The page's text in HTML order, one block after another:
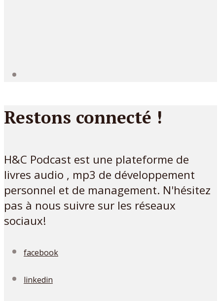
Restons connecté !
H&C Podcast est une plateforme de
livres audio , mp3 de développement
personnel et de management. N'hésitez
pas à nous suivre sur les réseaux
sociaux!
facebook
linkedin